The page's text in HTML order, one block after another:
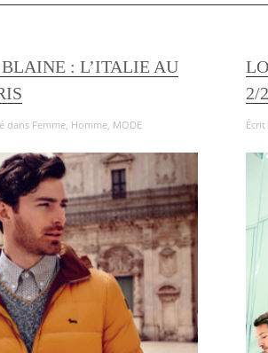
: L’ITALIE AU
dans Femme, Homme, MODE
2/2